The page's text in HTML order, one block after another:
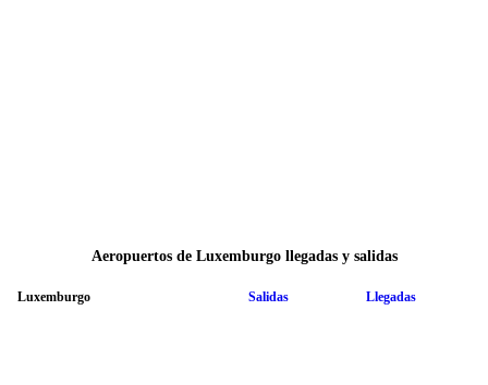
Aeropuertos de Luxemburgo llegadas y salidas
Luxemburgo Salidas Llegadas